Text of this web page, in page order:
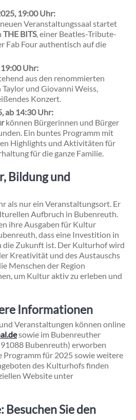
19:00 Uhr:
Veranstaltungssaal startet
THE BITS, einer Beatles-Tribute-
Fab Four authentisch auf die
Uhr:
aus den renommierten
und Giovanni Weiss,
Konzert.
ab 14:30 Uhr:
können Bürgerinnen und Bürger
Ein buntes Programm mit
Highlights und Aktivitäten für
für die ganze Familie.
Bildung und
als nur ein Veranstaltungsort. Er
Aufbruch in Bubenreuth.
ihre Ausgaben für Kultur
dass eine Investition in
Zukunft ist. Der Kulturhof wird
Kreativität und des Austauschs
Menschen der Region
um Kultur aktiv zu erleben und
Informationen
Veranstaltungen können online
sowie im Bubenreuther
Bubenreuth) erworben
Programm für 2025 sowie weitere
des Kulturhofs finden
Website unter
Besuchen Sie den